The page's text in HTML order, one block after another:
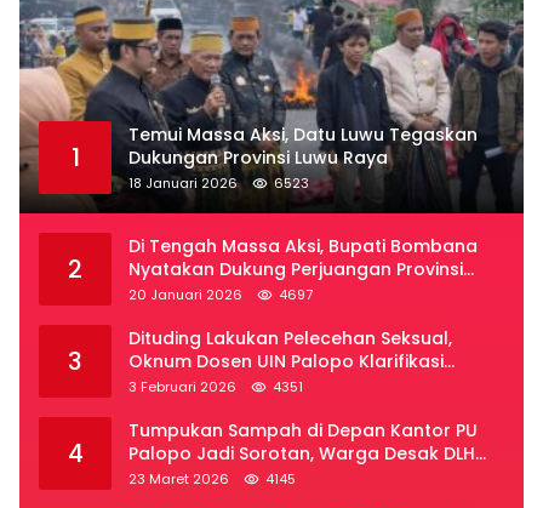
1
Temui Massa Aksi, Datu Luwu Tegaskan
Dukungan Provinsi Luwu Raya
18 Januari 2026 6523
2
Di Tengah Massa Aksi, Bupati Bombana
Nyatakan Dukung Perjuangan Provinsi
Luwu Raya
20 Januari 2026 4697
3
Dituding Lakukan Pelecehan Seksual,
Oknum Dosen UIN Palopo Klarifikasi
Kronologi
3 Februari 2026 4351
4
Tumpukan Sampah di Depan Kantor PU
Palopo Jadi Sorotan, Warga Desak DLH
Segera Bertindak
23 Maret 2026 4145